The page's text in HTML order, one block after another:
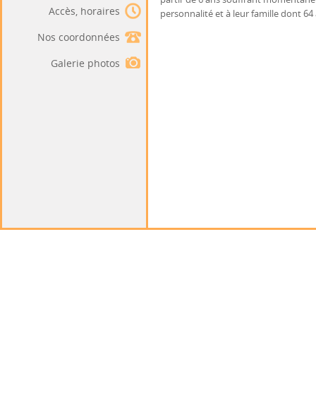
Accès, horaires
Nos coordonnées
Galerie photos
personnalité et à leur famille dont 64